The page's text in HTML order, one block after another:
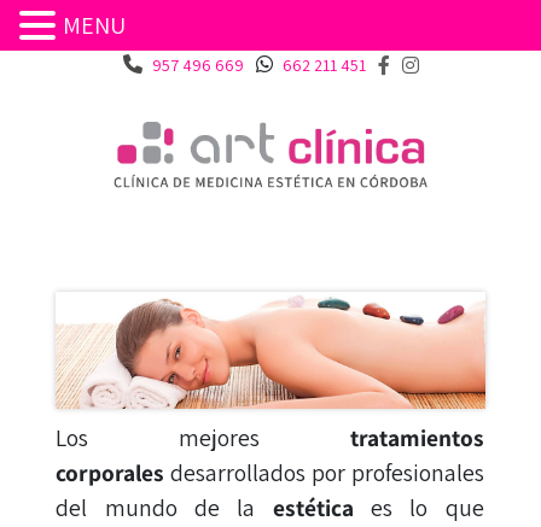
957 496 669 662 211 451
Los mejores tratamientos
corporales desarrollados por profesionales
del mundo de la estética es lo que
MENU